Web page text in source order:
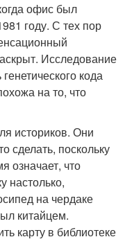
офис был
году. С тех пор
Исследование
кода
на то, что
историков. Они
сделать, поскольку
означает, что
настолько,
на чердаке
китайцем.
карту в библиотеке